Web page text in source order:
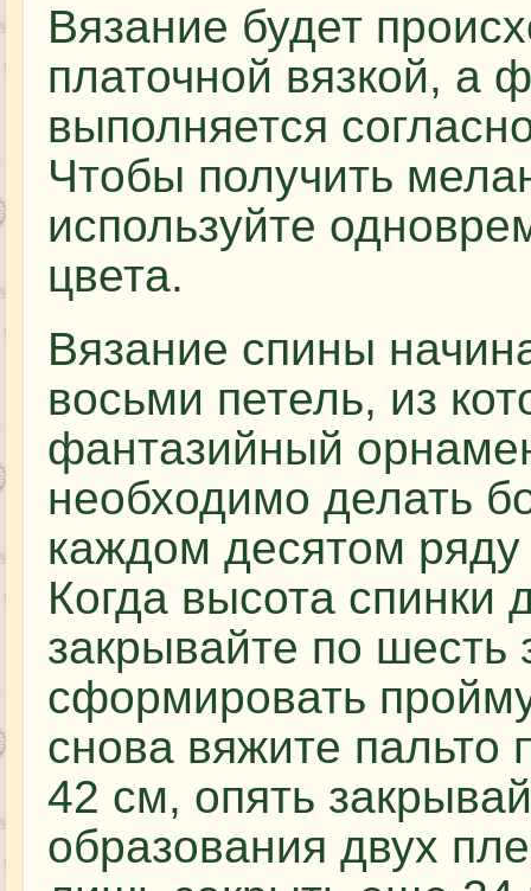
Вязание будет
платочной вязкой, а
выполняется
Чтобы получить
используйте
цвета.
Вязание спины
восьми петель, из
фантазийный
необходимо делать
каждом десятом
Когда высота спинки
закрывайте по шесть
сформировать
снова вяжите
42 см, опять
образования двух